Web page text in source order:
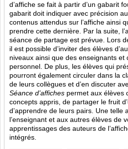
d’affiche se fait à partir d’un gabarit
gabarit doit indiquer avec précision
contenus attendus sur l’affiche ainsi
prendre cette dernière. Par la suite,
séance de partage est prévue. Lors
il est possible d’inviter des élèves
niveaux ainsi que des enseignants et
personnel. De plus, les élèves qui
pourront également circuler dans la
de leurs collègues et d’en discuter
Séance d’affiches permet aux élèves
concepts appris, de partager le fruit
d’apprendre de leurs pairs. Une telle
l’enseignant et aux autres élèves de
apprentissages des auteurs de
intégrés.